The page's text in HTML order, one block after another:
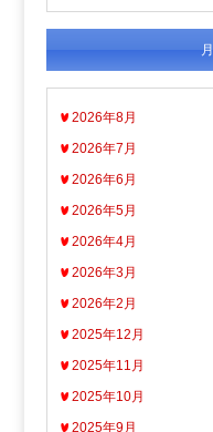
2026年8月
2026年7月
2026年6月
2026年5月
2026年4月
2026年3月
2026年2月
2025年12月
2025年11月
2025年10月
2025年9月